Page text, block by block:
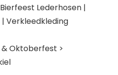
Lederhosen |
Verkleedkleding
Oktoberfest >